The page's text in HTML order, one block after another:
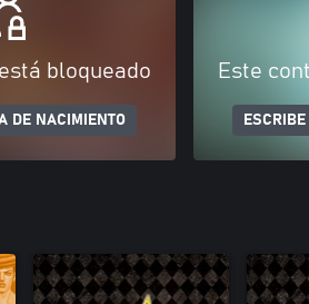
bloqueado
DE NACIMIENTO
Este